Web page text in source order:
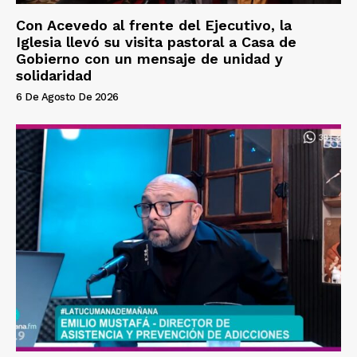
Con Acevedo al frente del Ejecutivo, la
Iglesia llevó su visita pastoral a Casa de
Gobierno con un mensaje de unidad y
solidaridad
6 De Agosto De 2026